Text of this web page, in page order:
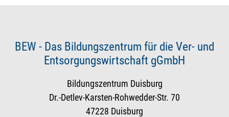
BEW - Das Bildungszentrum für die Ver- und
Entsorgungswirtschaft gGmbH
Bildungszentrum Duisburg
Dr.-Detlev-Karsten-Rohwedder-Str. 70
47228 Duisburg